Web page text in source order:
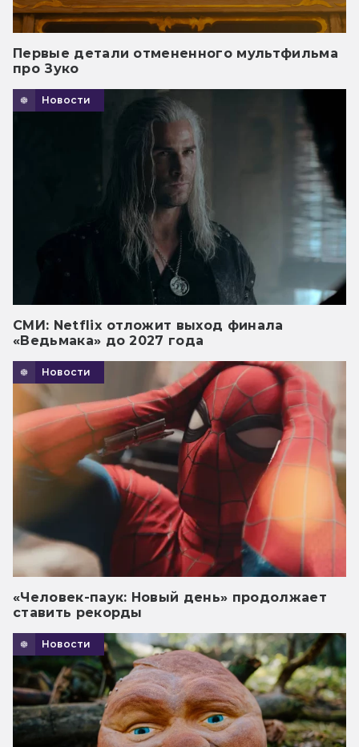
Первые детали отмененного мультфильма
про Зуко
Новости
СМИ: Netflix отложит выход финала
«Ведьмака» до 2027 года
Новости
«Человек-паук: Новый день» продолжает
ставить рекорды
Новости